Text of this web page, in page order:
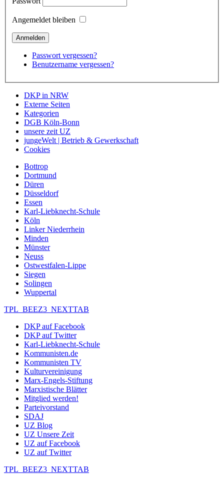
Angemeldet bleiben
Passwort vergessen?
Benutzername vergessen?
DKP in NRW
Externe Seiten
Kategorien
DGB Köln-Bonn
unsere zeit UZ
jungeWelt | Betrieb & Gewerkschaft
Cookies
Bottrop
Dortmund
Düren
Düsseldorf
Essen
Karl-Liebknecht-Schule
Köln
Linker Niederrhein
Minden
Münster
Neuss
Ostwestfalen-Lippe
Siegen
Solingen
Wuppertal
TPL_BEEZ3_NEXTTAB
DKP auf Facebook
DKP auf Twitter
Karl-Liebknecht-Schule
Kommunisten.de
Kommunisten TV
Kulturvereinigung
Marx-Engels-Stiftung
Marxistische Blätter
Mitglied werden!
Parteivorstand
SDAJ
UZ Blog
UZ Unsere Zeit
UZ auf Facebook
UZ auf Twitter
TPL_BEEZ3_NEXTTAB